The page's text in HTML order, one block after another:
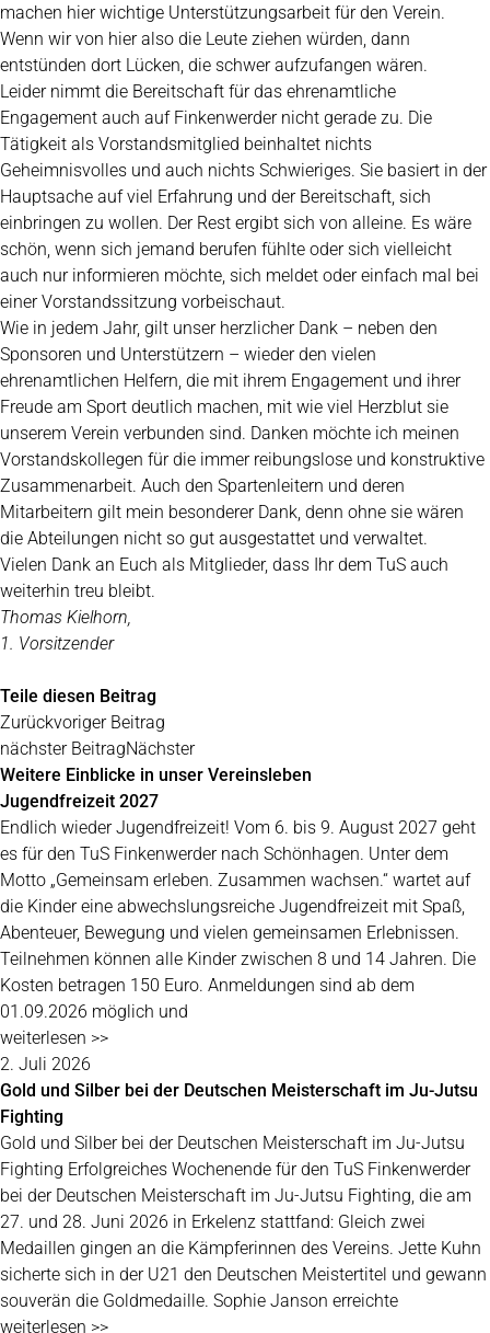
machen hier wichtige Unterstützungsarbeit für den Verein.
Wenn wir von hier also die Leute ziehen würden, dann
entstünden dort Lücken, die schwer aufzufangen wären.
Leider nimmt die Bereitschaft für das ehrenamtliche
Engagement auch auf Finkenwerder nicht gerade zu. Die
Tätigkeit als Vorstandsmitglied beinhaltet nichts
Geheimnisvolles und auch nichts Schwieriges. Sie basiert in der
Hauptsache auf viel Erfahrung und der Bereitschaft, sich
einbringen zu wollen. Der Rest ergibt sich von alleine. Es wäre
schön, wenn sich jemand berufen fühlte oder sich vielleicht
auch nur informieren möchte, sich meldet oder einfach mal bei
einer Vorstandssitzung vorbeischaut.
Wie in jedem Jahr, gilt unser herzlicher Dank – neben den
Sponsoren und Unterstützern – wieder den vielen
ehrenamtlichen Helfern, die mit ihrem Engagement und ihrer
Freude am Sport deutlich machen, mit wie viel Herzblut sie
unserem Verein verbunden sind. Danken möchte ich meinen
Vorstandskollegen für die immer reibungslose und konstruktive
Zusammenarbeit. Auch den Spartenleitern und deren
Mitarbeitern gilt mein besonderer Dank, denn ohne sie wären
die Abteilungen nicht so gut ausgestattet und verwaltet.
Vielen Dank an Euch als Mitglieder, dass Ihr dem TuS auch
weiterhin treu bleibt.
Thomas Kielhorn,
1. Vorsitzender
Teile diesen Beitrag
Zurückvoriger Beitrag
nächster BeitragNächster
Weitere Einblicke in unser Vereinsleben
Jugendfreizeit 2027
Endlich wieder Jugendfreizeit! Vom 6. bis 9. August 2027 geht
es für den TuS Finkenwerder nach Schönhagen. Unter dem
Motto „Gemeinsam erleben. Zusammen wachsen.“ wartet auf
die Kinder eine abwechslungsreiche Jugendfreizeit mit Spaß,
Abenteuer, Bewegung und vielen gemeinsamen Erlebnissen.
Teilnehmen können alle Kinder zwischen 8 und 14 Jahren. Die
Kosten betragen 150 Euro. Anmeldungen sind ab dem
01.09.2026 möglich und
weiterlesen >>
2. Juli 2026
Gold und Silber bei der Deutschen Meisterschaft im Ju-Jutsu
Fighting
Gold und Silber bei der Deutschen Meisterschaft im Ju-Jutsu
Fighting Erfolgreiches Wochenende für den TuS Finkenwerder
bei der Deutschen Meisterschaft im Ju-Jutsu Fighting, die am
27. und 28. Juni 2026 in Erkelenz stattfand: Gleich zwei
Medaillen gingen an die Kämpferinnen des Vereins. Jette Kuhn
sicherte sich in der U21 den Deutschen Meistertitel und gewann
souverän die Goldmedaille. Sophie Janson erreichte
weiterlesen >>